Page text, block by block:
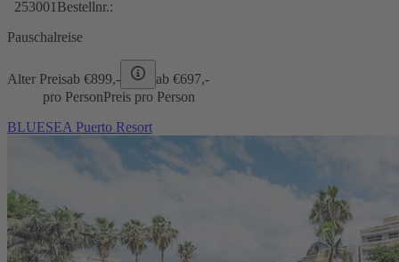
253001 Bestellnr.:
Pauschalreise
Alter Preisab €899,- ab €697,-
pro PersonPreis pro Person
BLUESEA Puerto Resort